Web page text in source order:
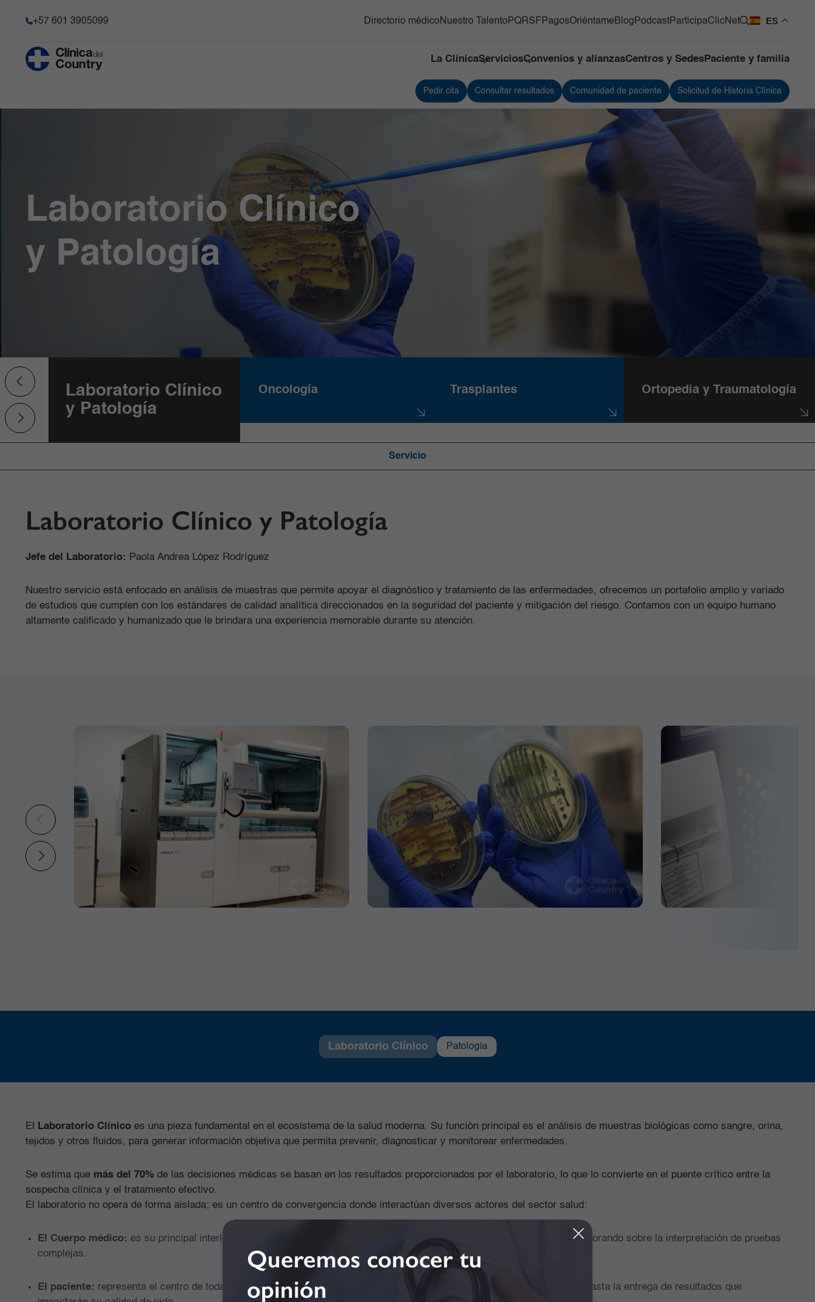
+57 601 3905099 Directorio médicoNuestro Talento PQRSF PagosOriéntameBlog PodcastParticipaClicNet ES
La Clínica
Información de la entidad
Reconocimientos y certificaciones
Solicitudes comité de Historia Clínica
Servicios
Ginecobstetricia
Progenitores Hematopoyéticos
Infectología
Laboratorio Clínico y Patología
Medicina Cardiovascular
Medicina Interna y Clínicas Médicas
Medicina Nuclear e Imágenes
Moleculares
Ortopedia y Traumatología
Pediatría
Radiología e Imágenes Diagnósticas
Servicios Quirúrgicos
Unidad de Mama y Tumores de
Urología
Vacunación
Convenios y alianzasCentros y Sedes Paciente y familia
Pedir cita Consultar resultados Comunidad de paciente Solicitud de Historia Clínica
Laboratorio Clínico
y Patología
Laboratorio Clínico
y Patología
Oncología Trasplantes Ortopedia y Traumatología
Servicio
Laboratorio Clínico y Patología
Jefe del Laboratorio: Paola Andrea López Rodríguez
Nuestro servicio está enfocado en análisis de muestras que permite apoyar el diagnóstico y tratamiento de las enfermedades, ofrecemos un portafolio amplio y variado
de estudios que cumplen con los estándares de calidad analítica direccionados en la seguridad del paciente y mitigación del riesgo. Contamos con un equipo humano
altamente calificado y humanizado que le brindara una experiencia memorable durante su atención.
Laboratorio Clínico Patología
El Laboratorio Clínico es una pieza fundamental en el ecosistema de la salud moderna. Su función principal es el análisis de muestras biológicas como sangre, orina,
tejidos y otros fluidos, para generar información objetiva que permita prevenir, diagnosticar y monitorear enfermedades.
Se estima que más del 70% de las decisiones médicas se basan en los resultados proporcionados por el laboratorio, lo que lo convierte en el puente crítico entre la
sospecha clínica y el tratamiento efectivo.
El laboratorio no opera de forma aislada; es un centro de convergencia donde interactúan diversos actores del sector salud:
El Cuerpo médico: es su principal interlocutor. El laboratorio traduce las necesidades del médico en datos técnicos, asesorando sobre la interpretación de pruebas
complejas.
El paciente: representa el centro de toda la operación. La interacción va desde la fase pre-analítica (toma de muestras) hasta la entrega de resultados que
Queremos conocer tu
opinión